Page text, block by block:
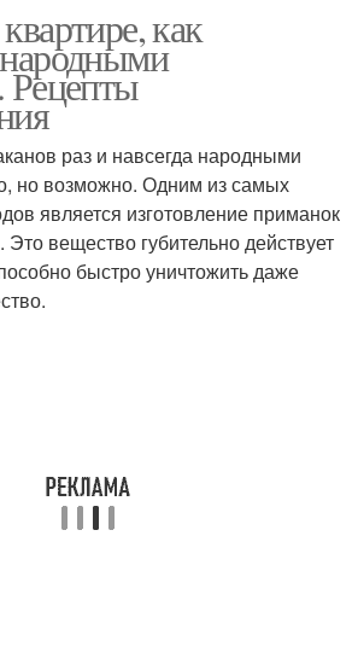
как
Рецепты
раз и навсегда народными
но возможно. Одним из самых
является изготовление приманок
Это вещество губительно действует
быстро уничтожить даже